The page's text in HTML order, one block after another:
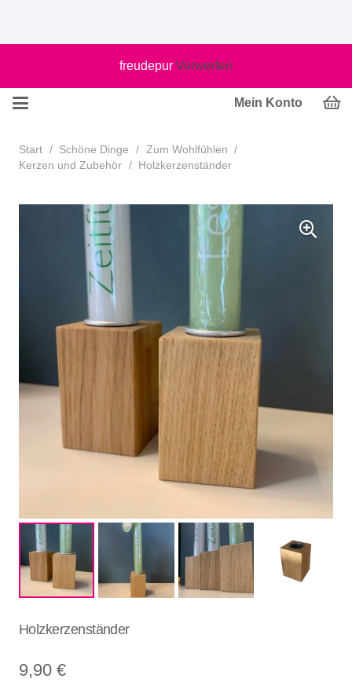
freudepur Verwerfen
Mein Konto
Start / Schöne Dinge / Zum Wohlfühlen /
Kerzen und Zubehör / Holzkerzenständer
Holzkerzenständer
9,90 €